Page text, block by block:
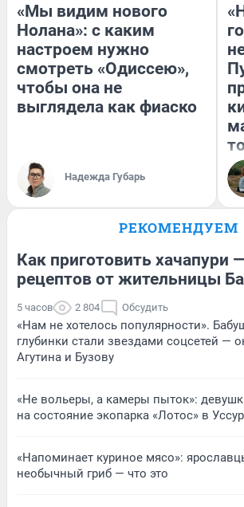
«Мы видим нового
Нолана»: с каким
настроем нужно
смотреть «Одиссею»,
чтобы она не
выглядела как фиаско
Надежда Губарь
РЕКОМЕНДУЕМ
Как приготовить хачапури
рецептов от жительницы
5 часов 2 804 Обсудить
«Нам не хотелось популярности».
глубинки стали звездами соцсетей —
Агутина и Бузову
«Не вольеры, а камеры пыток»:
на состояние экопарка «Лотос» в
«Напоминает куриное мясо»:
необычный гриб — что это